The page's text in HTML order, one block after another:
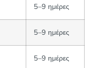
5–9 ημέρες
5–9 ημέρες
5–9 ημέρες